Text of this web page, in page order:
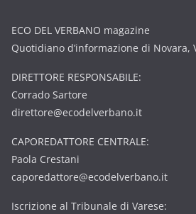
ECO DEL VERBANO magazine
Quotidiano d’informazione di Novara,
DIRETTORE RESPONSABILE:
Corrado Sartore
direttore@ecodelverbano.it
CAPOREDATTORE CENTRALE:
Paola Crestani
caporedattore@ecodelverbano.it
Iscrizione al Tribunale di Varese: